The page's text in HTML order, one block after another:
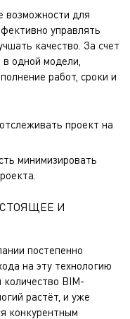
возможности для
управлять
качество. За счет
одной модели,
работ, сроки и
проект на
минимизировать
И
постепенно
на эту технологию
BIM-
растёт, и уже
конкурентным